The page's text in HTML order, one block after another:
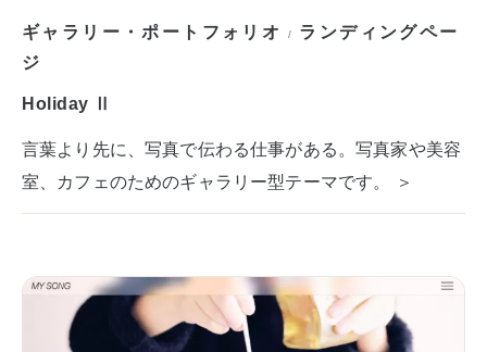
ギャラリー・ポートフォリオ / ランディングペー
ジ
Holiday Ⅱ
言葉より先に、写真で伝わる仕事がある。写真家や美容
室、カフェのためのギャラリー型テーマです。 ＞